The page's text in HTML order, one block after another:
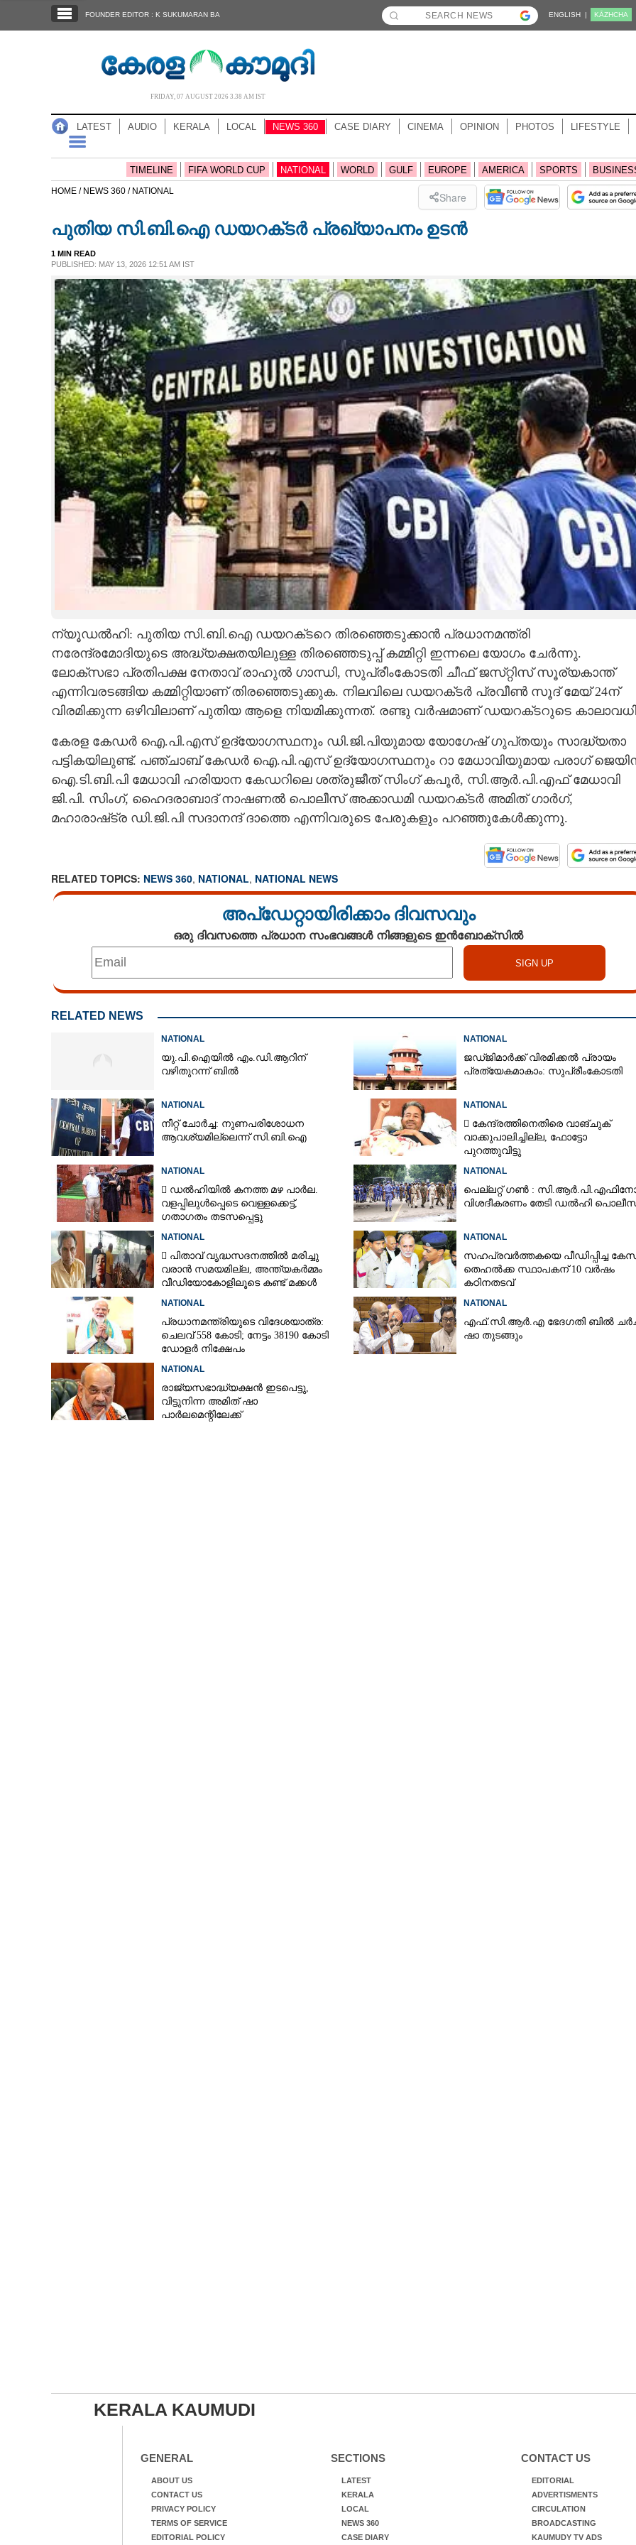
NOTIFIED NEWS
CASE DIARY
LIFESTYLE
CARTOONS
LITERATURE
CONTACT US
FOUNDER EDITOR : K SUKUMARAN BA ENGLISH | KĀZHCHA
FRIDAY, 07 AUGUST 2026 3.38 AM IST
LATEST AUDIO KERALA LOCAL NEWS 360 CASE DIARY CINEMA OPINION PHOTOS LIFESTYLE
TIMELINE FIFA WORLD CUP NATIONAL WORLD GULF EUROPE AMERICA SPORTS
HOME / NEWS 360 / NATIONAL Share
പുതിയ സി.ബി.ഐ ഡയറക്‌ടർ പ്രഖ്യാപനം ഉടൻ
1 MIN READ
PUBLISHED: MAY 13, 2026 12:51 AM IST
ന്യൂഡൽഹി: പുതിയ സി.ബി.ഐ ഡയറക്‌ടറെ തിരഞ്ഞെടുക്കാൻ പ്രധാനമന്ത്രി
നരേന്ദ്രമോദിയുടെ അദ്ധ്യക്ഷതയിലുള്ള തിരഞ്ഞെടുപ്പ് കമ്മിറ്റി ഇന്നലെ യോഗം ചേർന്നു.
ലോക്‌സഭാ പ്രതിപക്ഷ നേതാവ് രാഹുൽ ഗാന്ധി, സുപ്രീംകോടതി ചീഫ് ജസ്‌റ്റിസ് സൂര്യകാന്ത്
എന്നിവരടങ്ങിയ കമ്മിറ്റിയാണ് തിരഞ്ഞെടുക്കുക. നിലവിലെ ഡയറക്‌‌ടർ പ്രവീൺ സൂദ് മേയ് 24ന്
വിരമിക്കുന്ന ഒഴിവിലാണ് പുതിയ ആളെ നിയമിക്കുന്നത്. രണ്ടു വർഷമാണ് ഡയറക്‌ടറുടെ
കേരള കേഡർ ഐ.പി.എസ് ഉദ്യോഗസ്ഥനും ഡി.ജി.പിയുമായ യോഗേഷ് ഗുപ്‌‌തയും സാദ്ധ്യതാ
പട്ടികയിലുണ്ട്. പഞ്ചാബ് കേഡർ ഐ.പി.എസ് ഉദ്യോഗസ്ഥനും റാ മേധാവിയുമായ പരാഗ്
ഐ.ടി.ബി.പി മേധാവി ഹരിയാന കേഡറിലെ ശത്രുജീത് സിംഗ് കപൂർ, സി.ആർ.പി.എഫ് മേധാവി
ജി.പി. സിംഗ്, ഹൈദരാബാദ് നാഷണൽ പൊലീസ് അക്കാഡമി ഡയറക്‌ടർ അമിത് ഗാർഗ്,
മഹാരാഷ്‌ട്ര ഡി.ജി.പി സദാനന്ദ് ദാത്തെ എന്നിവരുടെ പേരുകളും പറഞ്ഞുകേൾക്കുന്നു.
RELATED TOPICS: NEWS 360, NATIONAL, NATIONAL NEWS
അപ്ഡേറ്റായിരിക്കാം ദിവസവും
ഒരു ദിവസത്തെ പ്രധാന സംഭവങ്ങൾ നിങ്ങളുടെ ഇൻബോക്സിൽ
RELATED NEWS
NATIONAL
യു.പി.ഐയിൽ എം.ഡി.ആറിന്
വഴിതുറന്ന് ബിൽ
NATIONAL
ജഡ്‌ജിമാർക്ക് വിരമിക്കൽ പ്രായം
പ്രത്യേകമാകാം: സുപ്രീംകോടതി
NATIONAL
നീറ്റ് ചോർച്ച: നുണപരിശോധന
ആവശ്യമില്ലെന്ന് സി.ബി.ഐ
NATIONAL
 കേന്ദ്രത്തിനെതിരെ വാങ്‌ചുക്
വാക്കുപാലിച്ചില്ല, ഫോട്ടോ
പുറത്തുവിട്ടു
NATIONAL
 ഡൽഹിയിൽ കനത്ത മഴ പാർല.
വളപ്പിലുൾപ്പെടെ വെള്ളക്കെട്ട്,
ഗതാഗതം തടസപ്പെട്ടു
NATIONAL
പെല്ലറ്റ് ഗൺ :
വിശദീകരണം തേടി ഡൽഹി
NATIONAL
 പിതാവ് വൃദ്ധസദനത്തിൽ മരിച്ചു
വരാൻ സമയമില്ല,​ അന്ത്യകർമ്മം
വീഡിയോകോളിലൂടെ കണ്ട് മക്കൾ
NATIONAL
സഹപ്രവർത്തകയെ പീഡിപ്പിച്ച
തെഹൽക്ക സ്ഥാപകന് 10 വർഷം
കഠിനതടവ്
NATIONAL
പ്രധാനമന്ത്രിയുടെ വിദേശയാത്ര:
ചെലവ് 558 കോടി; നേട്ടം 38190 കോടി
ഡോളർ നിക്ഷേപം
NATIONAL
എ​ഫ്.​സി.​ആ​ർ.​എ​ ​ഭേ​ദ​ഗ​തി​ ​ബിൽ
ഷാ​ ​തുടങ്ങും
NATIONAL
രാജ്യസഭാദ്ധ്യക്ഷൻ ഇടപെട്ടു,
വിട്ടുനിന്ന അമിത് ഷാ
പാർലമെന്റിലേക്ക്
KERALA KAUMUDI
GENERAL
ABOUT US
CONTACT US
PRIVACY POLICY
TERMS OF SERVICE
EDITORIAL POLICY
SECTIONS
LATEST
KERALA
LOCAL
NEWS 360
CASE DIARY
CONTACT US
EDITORIAL
ADVERTISMENTS
CIRCULATION
BROADCASTING
KAUMUDY TV ADS